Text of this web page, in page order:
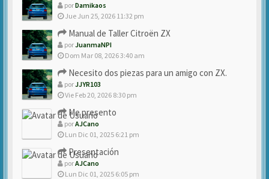
porDamikaos
Jue Jun 25, 2026 11:32 pm
Manual de Taller Citroën ZX
porJuanmaNPI
Dom Mar 08, 2026 3:40 am
Necesito dos piezas para un amigo con ZX.
porJJYR103
Vie Feb 20, 2026 8:30 pm
Me presento
porAJCano
Lun Dic 01, 2025 6:21 pm
Presentación
porAJCano
Lun Dic 01, 2025 6:05 pm